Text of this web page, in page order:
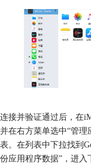
连接并验证通过后，在
并在右方菜单选中“管理
表。在列表中下拉找到
份应用程序数据”，进入